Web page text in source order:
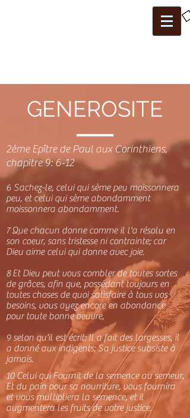
GENEROSITE
2ème Epître de Paul aux Corinthiens,
chapitre 9: 6-12
6 Sachez-le, celui qui sème peu moissonnera
peu, et celui qui sème abondamment
moissonnera abondamment.
7 Que chacun donne comme il l'a résolu en
son coeur, sans tristesse ni contrainte; car
Dieu aime celui qui donne avec joie.
8 Et Dieu peut vous combler de toutes sortes
de grâces, afin que, possédant toujours en
toutes choses de quoi satisfaire à tous vos
besoins, vous ayez encore en abondance
pour toute bonne oeuvre,
9 selon qu'il est écrit: Il a fait des largesses, il
a donné aux indigents; Sa justice subsiste à
jamais.
10 Celui qui Fournit de la semence au semeur,
Et du pain pour sa nourriture, vous fournira
et vous multipliera la semence, et il
augmentera les fruits de votre justice.